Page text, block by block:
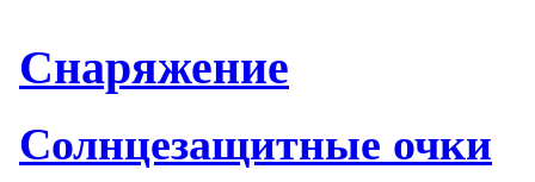
Снаряжение
Солнцезащитные очки